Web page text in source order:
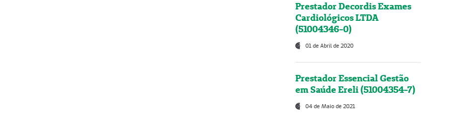
Prestador Decordis Exames
Cardiológicos LTDA
(51004346-0)
01 de Abril de 2020
Prestador Essencial Gestão
em Saúde Ereli (51004354-7)
04 de Maio de 2021